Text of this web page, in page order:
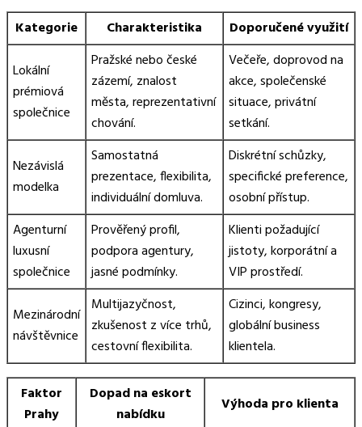
Kategorie
Charakteristika Doporučené využití
Lokální
prémiová
společnice
Pražské nebo české
zázemí, znalost
města, reprezentativní
chování.
Večeře, doprovod na
akce, společenské
situace, privátní
setkání.
Nezávislá
modelka
Samostatná
prezentace, flexibilita,
individuální domluva.
Diskrétní schůzky,
specifické preference,
osobní přístup.
Agenturní
luxusní
společnice
Prověřený profil,
podpora agentury,
jasné podmínky.
Klienti požadující
jistoty, korporátní a
VIP prostředí.
Mezinárodní
návštěvnice
Multijazyčnost,
zkušenost z více trhů,
cestovní flexibilita.
Cizinci, kongresy,
globální business
klientela.
Faktor
Prahy
Dopad na eskort
nabídku
Výhoda pro klienta